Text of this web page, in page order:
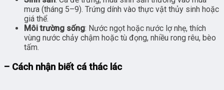
mưa (tháng 5–9). Trứng dính vào thực vật thủy sinh hoặc
giá thể.
Môi trường sống: Nước ngọt hoặc nước lợ nhẹ, thích
vùng nước chảy chậm hoặc tù đọng, nhiều rong rêu, bèo
tấm.
– Cách nhận biết cá thác lác